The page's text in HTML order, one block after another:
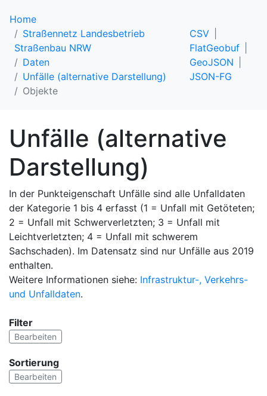
Home
Straßennetz Landesbetrieb
Straßenbau NRW
Daten
Unfälle (alternative Darstellung)
Objekte
CSV
FlatGeobuf
GeoJSON
JSON-FG
Unfälle (alternative
Darstellung)
In der Punkteigenschaft Unfälle sind alle Unfalldaten
der Kategorie 1 bis 4 erfasst (1 = Unfall mit Getöteten;
2 = Unfall mit Schwerverletzten; 3 = Unfall mit
Leichtverletzten; 4 = Unfall mit schwerem
Sachschaden). Im Datensatz sind nur Unfälle aus 2019
enthalten.
Weitere Informationen siehe: Infrastruktur-, Verkehrs-
und Unfalldaten.
Filter
Bearbeiten
Sortierung
Bearbeiten